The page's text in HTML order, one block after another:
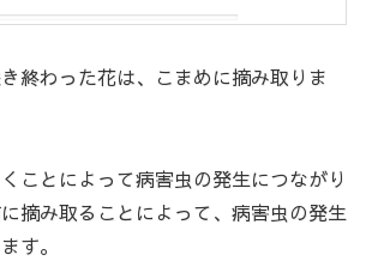
終わった花は、こまめに摘み取りま
ことによって病害虫の発生につながり
摘み取ることによって、病害虫の発生
す。